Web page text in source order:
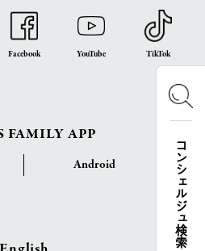
コンシェルジュ検索
Facebook YouTube TikTok
FAMILY APP
Android